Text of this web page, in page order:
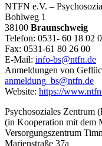
NTFN e.V. –
Bohlweg 1
38100 Braunschweig
Telefon: 0531- 60 18 02
Fax: 0531-61 80 26 00
E-Mail: info-bs@ntfn.de
Anmeldungen von
anmeldung_bs@ntfn.de
Website: https://
Psychosoziales Zentrum
(in Kooperation mit dem
Versorgungszentrum
Marienstraße 37a